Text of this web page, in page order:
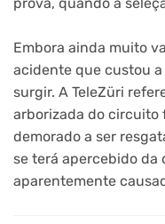
Embora ainda muito
acidente que custou
surgir. A TeleZüri
arborizada do circuito
demorado a ser
se terá apercebido da
aparentemente